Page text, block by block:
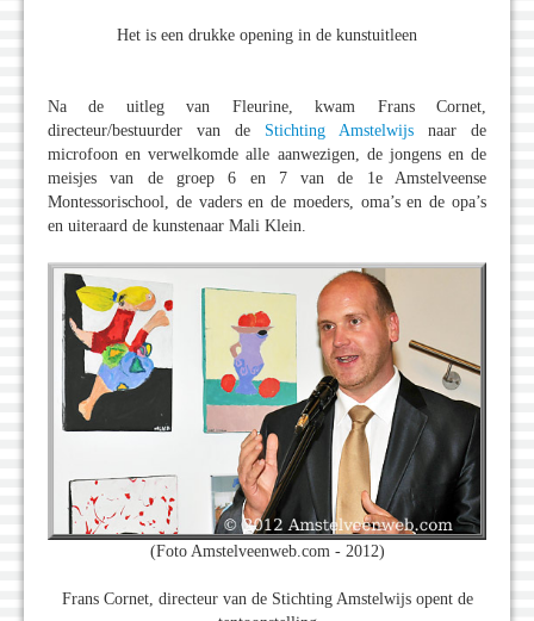
Het is een drukke opening in de kunstuitleen
Na de uitleg van Fleurine, kwam Frans Cornet,
directeur/bestuurder van de Stichting Amstelwijs naar de
microfoon en verwelkomde alle aanwezigen, de jongens en de
meisjes van de groep 6 en 7 van de 1e Amstelveense
Montessorischool, de vaders en de moeders, oma’s en de opa’s
en uiteraard de kunstenaar Mali Klein.
(Foto Amstelveenweb.com - 2012)
Frans Cornet, directeur van de Stichting Amstelwijs opent de